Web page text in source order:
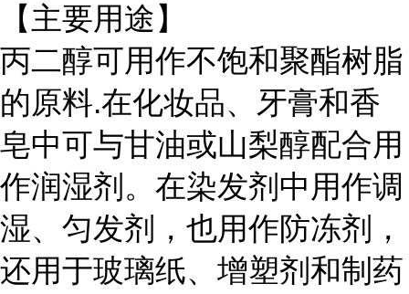
【主要用途】
丙二醇可用作不饱和聚酯树脂
的原料.在化妆品、牙膏和香
皂中可与甘油或山梨醇配合用
作润湿剂。在染发剂中用作调
湿、匀发剂，也用作防冻剂，
还用于玻璃纸、增塑剂和制药